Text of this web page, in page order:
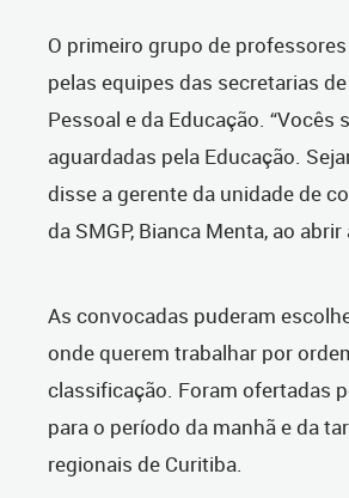
O primeiro grupo de
pelas equipes das secretarias
Pessoal e da Educação. “Vocês
aguardadas pela Educação.
disse a gerente da unidade de
da SMGP, Bianca Menta, ao abrir
As convocadas puderam
onde querem trabalhar por
classificação. Foram ofertadas
para o período da manhã e da
regionais de Curitiba.